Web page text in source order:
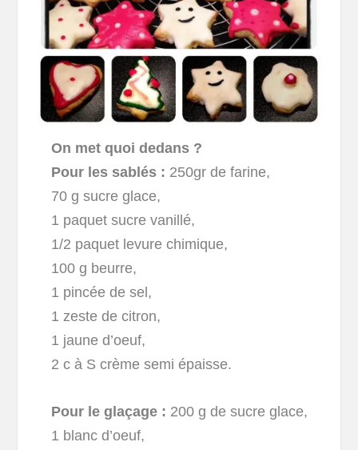
On met quoi dedans ?
Pour les sablés : 250gr de farine,
70 g sucre glace,
1 paquet sucre vanillé,
1/2 paquet levure chimique,
100 g beurre,
1 pincée de sel,
1 zeste de citron,
1 jaune d’oeuf,
2 c à S crème semi épaisse.
Pour le glaçage : 200 g de sucre glace,
1 blanc d’oeuf,